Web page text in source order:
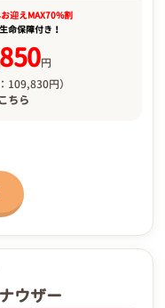
迎えMAX70%割
命保障付き！
円
109,830円）
ちら
ウザー